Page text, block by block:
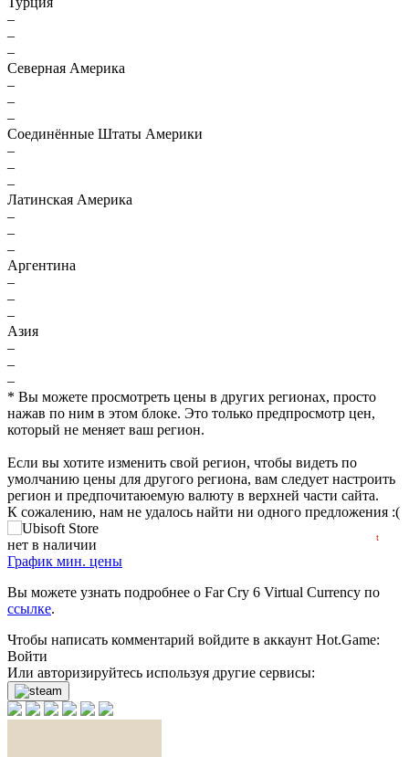
–
–
–
Северная Америка
–
–
–
Соединённые Штаты Америки
–
–
–
Латинская Америка
–
–
–
Аргентина
–
–
–
Азия
–
–
–
* Вы можете просмотреть цены в других регионах, просто
нажав по ним в этом блоке. Это только предпросмотр цен,
который не меняет ваш регион.
Если вы хотите изменить свой регион, чтобы видеть по
умолчанию цены для другого региона, вам следует настроить
регион и предпочитаюемую валюту в верхней части сайта.
К сожалению, нам не удалось найти ни одного предложения :(
нет в наличии t
2022 2025 2026
1,395
1,400
График мин. цены
Вы можете узнать подробнее о Far Cry 6 Virtual Currency по
ссылке.
Чтобы написать комментарий войдите в аккаунт Hot.Game:
Войти
Или авторизируйтесь используя другие сервисы: